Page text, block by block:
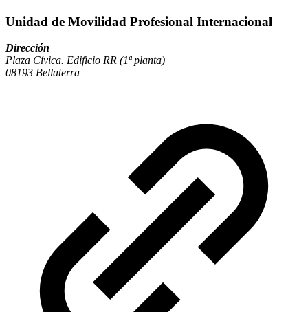
Unidad de Movilidad Profesional Internacional
Dirección
Plaza Cívica. Edificio RR (1ª planta)
08193 Bellaterra